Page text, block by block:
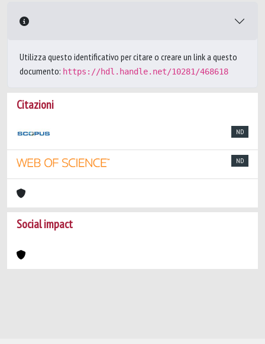
Utilizza questo identificativo per citare o creare un link a questo
documento: https://hdl.handle.net/10281/468618
Citazioni
ND
ND
Social impact